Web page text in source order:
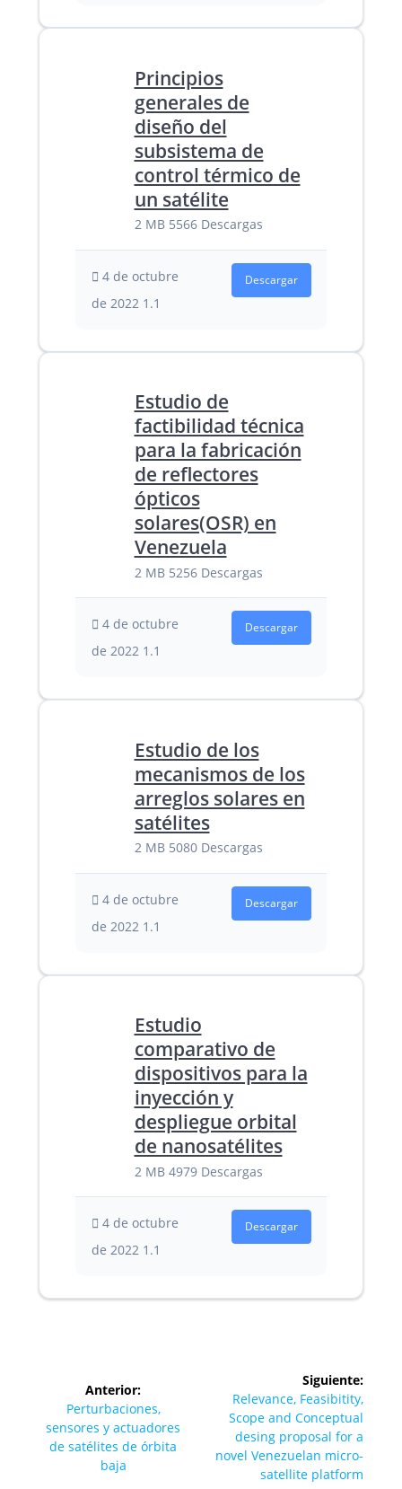
Principios
generales de
diseño del
subsistema de
control térmico de
un satélite
2 MB 5566 Descargas
4 de octubre
de 2022 1.1
Descargar
Estudio de
factibilidad técnica
para la fabricación
de reflectores
ópticos
solares(OSR) en
Venezuela
2 MB 5256 Descargas
4 de octubre
de 2022 1.1
Descargar
Estudio de los
mecanismos de los
arreglos solares en
satélites
2 MB 5080 Descargas
4 de octubre
de 2022 1.1
Descargar
Estudio
comparativo de
dispositivos para la
inyección y
despliegue orbital
de nanosatélites
2 MB 4979 Descargas
4 de octubre
de 2022 1.1
Descargar
entradas
Anterior:
Entrada
anterior:
Perturbaciones,
sensores y actuadores
de satélites de órbita
baja
Siguiente:
Siguiente
entrada:
Relevance, Feasibitity,
Scope and Conceptual
desing proposal for a
novel Venezuelan micro-
satellite platform